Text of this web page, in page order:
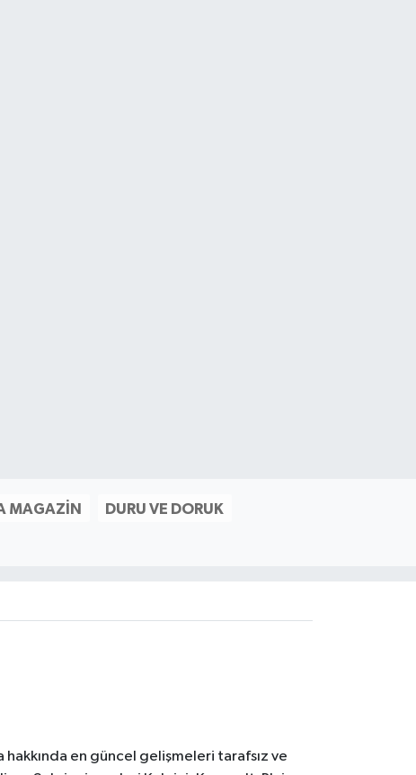
MAGAZIN DURU VE DORUK
hakkında en güncel gelişmeleri tarafsız ve